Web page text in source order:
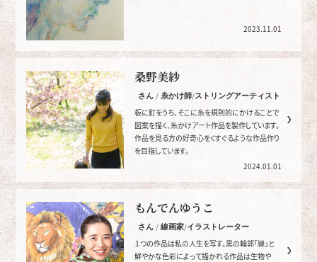
2023.11.01
桑野美紗
さん / 糸かけ師/ストリングアーティスト
板に釘をうち、そこに糸を規則的にかけることで
図案を描く、糸かけアート作品を製作しています。
作品を見る方の好奇心をくすぐるような作品作り
を目指しています。
2024.01.01
もんでんゆうこ
さん / 線画家/イラストレーター
１つの作品は私の人生を写す。黒の輪郭「線」と
鮮やかな色彩によって描かれる作品は生物や